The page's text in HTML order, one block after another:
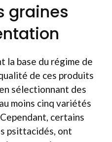
graines
la base du régime de
de ces produits
sélectionnant des
moins cinq variétés
certains
psittacidés, ont